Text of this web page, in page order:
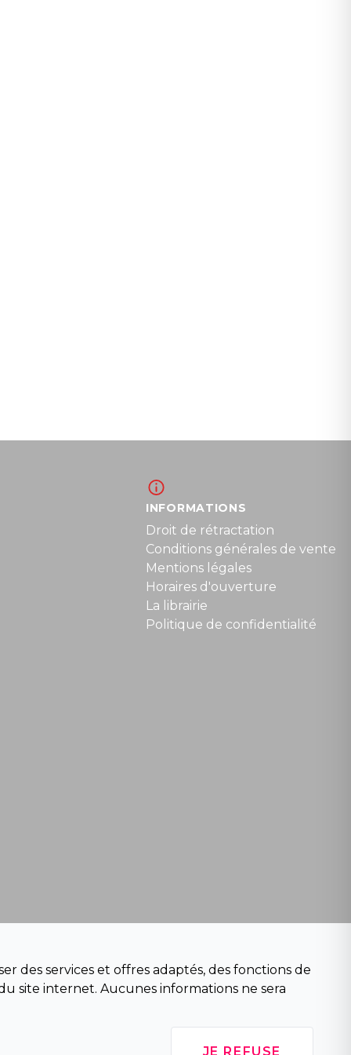
INFORMATIONS
Droit de rétractation
Conditions générales de vente
Mentions légales
Horaires d'ouverture
La librairie
Politique de confidentialité
des services et offres adaptés, des fonctions de
site internet. Aucunes informations ne sera
JE REFUSE